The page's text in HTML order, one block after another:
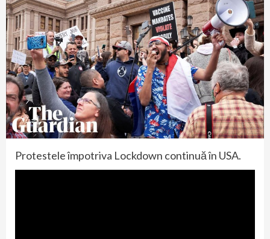
Protestele împotriva Lockdown continuă în USA.